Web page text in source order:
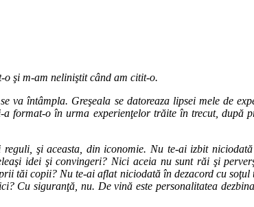
şi m-am neliniştit când am citit-o.
întâmpla. Greşeala se datoreaza lipsei mele de
format-o în urma experienţelor trăite în trecut,
şi aceasta, din iconomie. Nu te-ai izbit
idei şi convingeri? Nici aceia nu sunt răi şi
tăi copii? Nu te-ai aflat niciodată în dezacord cu
Cu siguranţă, nu. De vină este personalitatea